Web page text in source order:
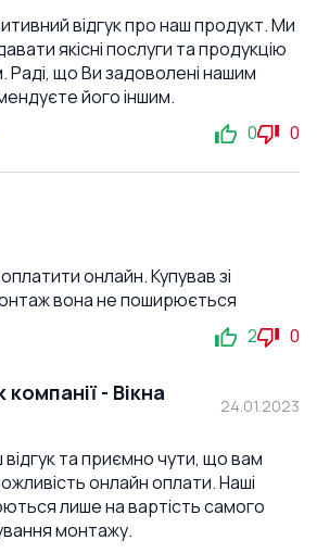
відгук про наш продукт. Ми
якісні послуги та продукцію
Раді, що Ви задоволені нашим
його іншим.
0 0
онлайн. Купував зі
вона не поширюється
2 0
- Вікна
24.01.2023
та приємно чути, що вам
онлайн оплати. Наші
лише на вартість самого
монтажу.